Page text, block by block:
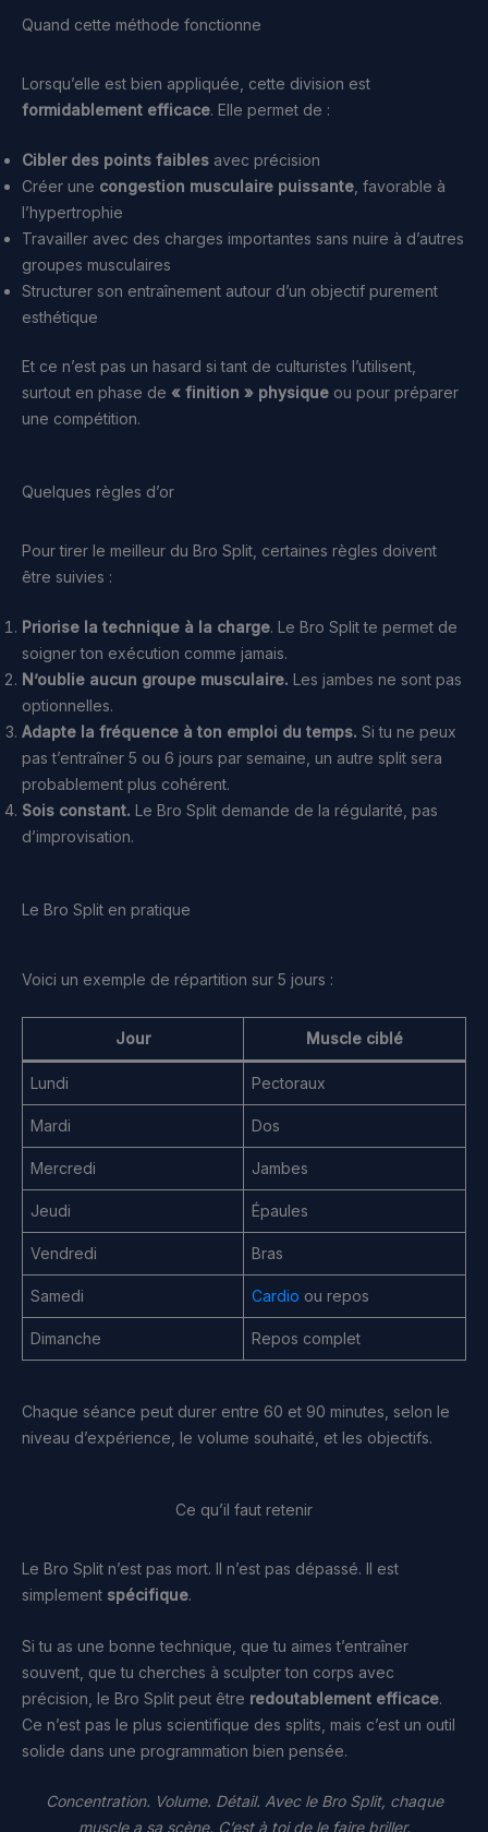
Quand cette méthode fonctionne
Lorsqu’elle est bien appliquée, cette division est
formidablement efficace. Elle permet de :
Cibler des points faibles avec précision
Créer une congestion musculaire puissante , favorable à
l’hypertrophie
Travailler avec des charges importantes sans nuire à d’autres
groupes musculaires
Structurer son entraînement autour d’un objectif purement
esthétique
Et ce n’est pas un hasard si tant de culturistes l’utilisent,
surtout en phase de « finition » physique ou pour préparer
une compétition.
Quelques règles d’or
Pour tirer le meilleur du Bro Split, certaines règles doivent
être suivies :
Priorise la technique à la charge. Le Bro Split te permet de
soigner ton exécution comme jamais.
N’oublie aucun groupe musculaire. Les jambes ne sont pas
optionnelles.
Adapte la fréquence à ton emploi du temps. Si tu ne peux
pas t’entraîner 5 ou 6 jours par semaine, un autre split sera
probablement plus cohérent.
Sois constant. Le Bro Split demande de la régularité, pas
d’improvisation.
Le Bro Split en pratique
Voici un exemple de répartition sur 5 jours :
Jour Muscle ciblé
Lundi Pectoraux
Mardi Dos
Mercredi Jambes
Jeudi Épaules
Vendredi Bras
Samedi Cardio ou repos
Dimanche Repos complet
Chaque séance peut durer entre 60 et 90 minutes, selon le
niveau d’expérience, le volume souhaité, et les objectifs.
Ce qu’il faut retenir
Le Bro Split n’est pas mort. Il n’est pas dépassé. Il est
simplement spécifique.
Si tu as une bonne technique, que tu aimes t’entraîner
souvent, que tu cherches à sculpter ton corps avec
précision, le Bro Split peut être redoutablement efficace.
Ce n’est pas le plus scientifique des splits, mais c’est un outil
solide dans une programmation bien pensée.
Concentration. Volume. Détail. Avec le Bro Split, chaque
muscle a sa scène. C’est à toi de le faire briller.